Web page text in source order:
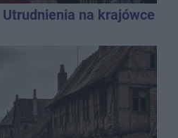
na krajówce